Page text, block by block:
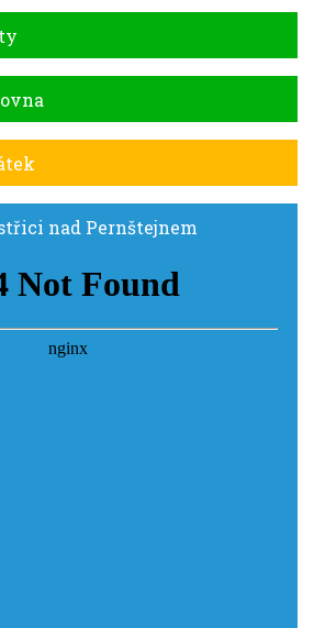
nad Pernštejnem